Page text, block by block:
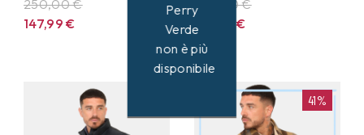
250,00 €
147,99€
228,00 €
133,99€
41%
Perry
Verde
non è più
disponibile